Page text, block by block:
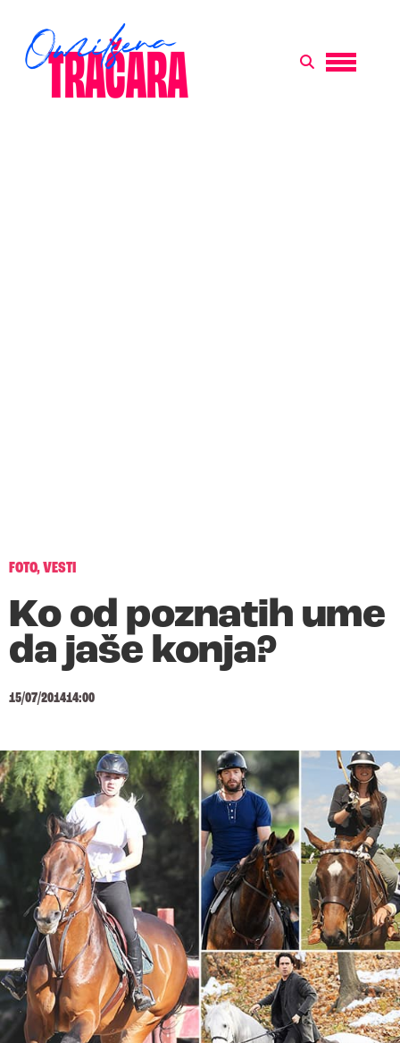
FOTO,VESTI
Ko od poznatih ume
da jaše konja?
15/07/201414:00